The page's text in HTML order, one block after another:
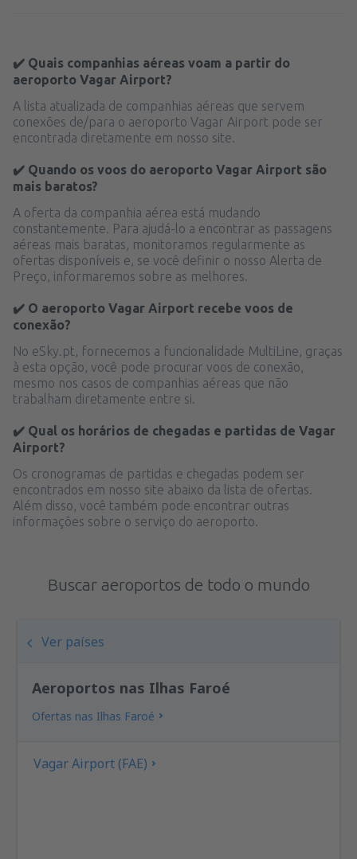
✔️ Quais companhias aéreas voam a partir do
aeroporto Vagar Airport?
A lista atualizada de companhias aéreas que servem
conexões de/para o aeroporto Vagar Airport pode ser
encontrada diretamente em nosso site.
✔️ Quando os voos do aeroporto Vagar Airport são
mais baratos?
A oferta da companhia aérea está mudando
constantemente. Para ajudá-lo a encontrar as passagens
aéreas mais baratas, monitoramos regularmente as
ofertas disponíveis e, se você definir o nosso Alerta de
Preço, informaremos sobre as melhores.
✔️ O aeroporto Vagar Airport recebe voos de
conexão?
No eSky.pt, fornecemos a funcionalidade MultiLine, graças
à esta opção, você pode procurar voos de conexão,
mesmo nos casos de companhias aéreas que não
trabalham diretamente entre si.
✔️ Qual os horários de chegadas e partidas de Vagar
Airport?
Os cronogramas de partidas e chegadas podem ser
encontrados em nosso site abaixo da lista de ofertas.
Além disso, você também pode encontrar outras
informações sobre o serviço do aeroporto.
Buscar aeroportos de todo o mundo
Ver países
Aeroportos nas Ilhas Faroé
Ofertas nas Ilhas Faroé
Vagar Airport (FAE)